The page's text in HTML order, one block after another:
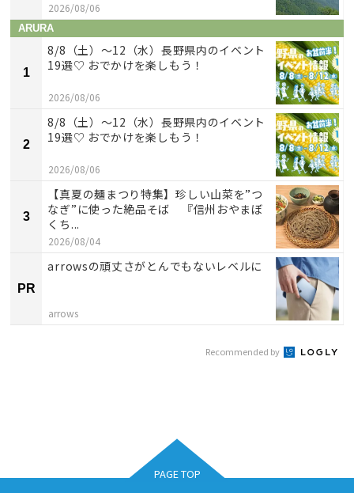
2026/08/06
ARURA
1
8/8（土）〜12（水）長野県内のイベント
19選♡ おでかけを楽しもう！
2026/08/06
2
8/8（土）〜12（水）長野県内のイベント
19選♡ おでかけを楽しもう！
2026/08/06
3
【真夏の麺まつり特集】珍しい山菜を”つ
なぎ”に使った絶品そば 『信州おやまぼ
くち...
2026/08/04
PR
arrowsの頑丈さがとんでもないレベルに
arrows
Recommended by
PAGE TOP